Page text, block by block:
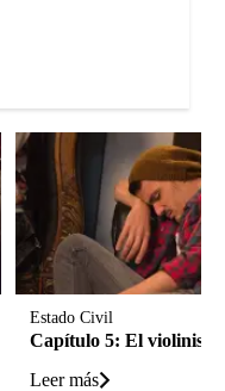
Estado Civil
Capítulo 5: El violinista
Leer más